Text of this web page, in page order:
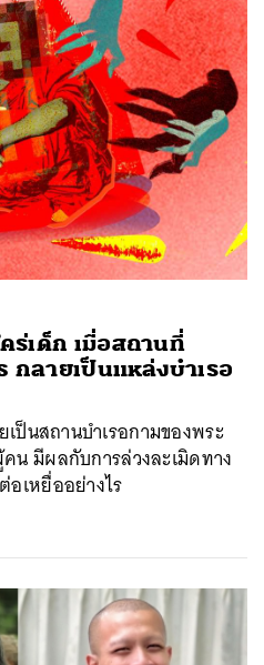
ร่เด็ก เมื่อสถานที่
ลายเป็นแหล่งบำเรอ
เป็นสถานบำเรอกามของพระ
น มีผลกับการล่วงละเมิดทาง
เหยื่ออย่างไร